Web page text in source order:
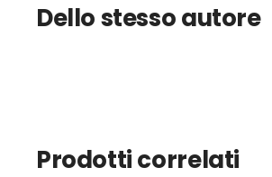
Dello stesso autore
Prodotti correlati